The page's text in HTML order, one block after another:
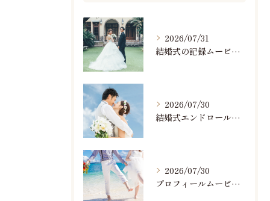
2026/07/31
結婚式の記録ムービーの映像撮影スタッフを募集中です
2026/07/30
結婚式エンドロールで人気のおすすめBGM楽曲ランキング！(7/29最新)
2026/07/30
プロフィールムービーで人気おすすめのBGM楽曲ランキング！(7/29最新)